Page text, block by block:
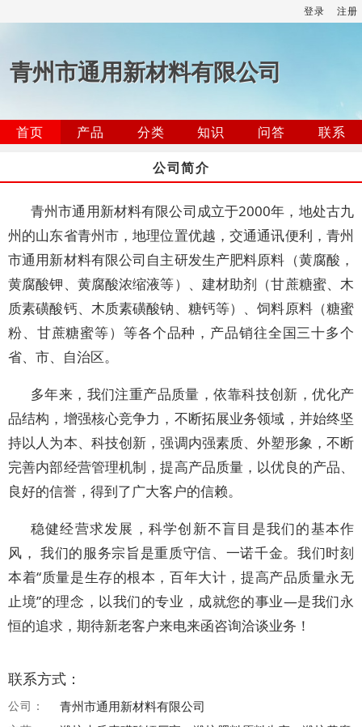
登录 注册
青州市通用新材料有限公司
首页 产品 分类 知识 问答
联系
公司简介
青州市通用新材料有限公司成立于2000年，地处古九
州的山东省青州市，地理位置优越，交通通讯便利，青州
市通用新材料有限公司自主研发生产肥料原料（黄腐酸，
黄腐酸钾、黄腐酸浓缩液等）、建材助剂（甘蔗糖蜜、木
质素磺酸钙、木质素磺酸钠、糖钙等）、饲料原料（糖蜜
粉、甘蔗糖蜜等）等各个品种，产品销往全国三十多个
省、市、自治区。
多年来，我们注重产品质量，依靠科技创新，优化产
品结构，增强核心竞争力，不断拓展业务领域，并始终坚
持以人为本、科技创新，强调内强素质、外塑形象，不断
完善内部经营管理机制，提高产品质量，以优良的产品、
良好的信誉，得到了广大客户的信赖。
稳健经营求发展，科学创新不盲目是我们的基本作
风， 我们的服务宗旨是重质守信、一诺千金。我们时刻
本着“质量是生存的根本，百年大计，提高产品质量永无
止境”的理念，以我们的专业，成就您的事业—是我们永
恒的追求，期待新老客户来电来函咨询洽谈业务！
联系方式：
公司： 青州市通用新材料有限公司